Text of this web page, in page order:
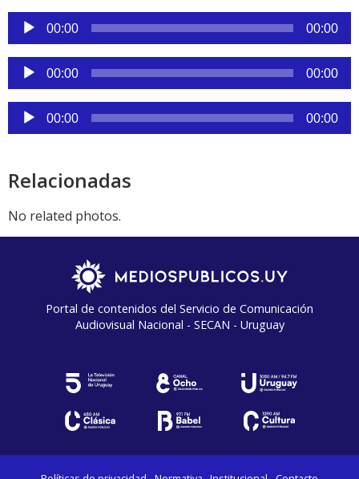
Reproductor
de
audio
00:00 00:00
Reproductor
de
audio
00:00 00:00
Reproductor
de
00:00 00:00
Relacionadas
No related photos.
Portal de contenidos del Servicio de Comunicación
Audiovisual Nacional - SECAN - Uruguay